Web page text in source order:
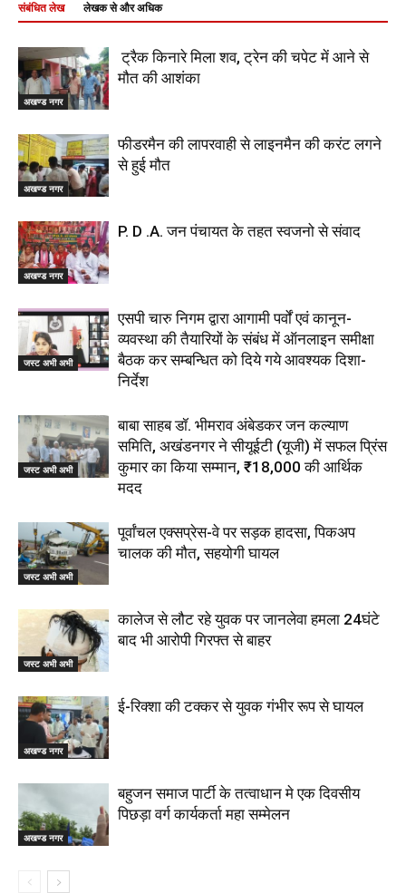
संबंधित लेख लेखक से और अधिक
अखण्ड नगर
ट्रैक किनारे मिला शव, ट्रेन की चपेट में आने से
मौत की आशंका
अखण्ड नगर
फीडरमैन की लापरवाही से लाइनमैन की करंट लगने
से हुई मौत
अखण्ड नगर
P. D .A. जन पंचायत के तहत स्वजनो से संवाद
जस्ट अभी अभी
एसपी चारु निगम द्वारा आगामी पर्वों एवं कानून-
व्यवस्था की तैयारियों के संबंध में ऑनलाइन समीक्षा
बैठक कर सम्बन्धित को दिये गये आवश्यक दिशा-
निर्देश
जस्ट अभी अभी
बाबा साहब डॉ. भीमराव अंबेडकर जन कल्याण
समिति, अखंडनगर ने सीयूईटी (यूजी) में सफल प्रिंस
कुमार का किया सम्मान, ₹18,000 की आर्थिक
मदद
जस्ट अभी अभी
पूर्वांचल एक्सप्रेस-वे पर सड़क हादसा, पिकअप
चालक की मौत, सहयोगी घायल
जस्ट अभी अभी
कालेज से लौट रहे युवक पर जानलेवा हमला 24घंटे
बाद भी आरोपी गिरफ्त से बाहर
अखण्ड नगर
ई-रिक्शा की टक्कर से युवक गंभीर रूप से घायल
अखण्ड नगर
बहुजन समाज पार्टी के तत्वाधान मे एक दिवसीय
पिछड़ा वर्ग कार्यकर्ता महा सम्मेलन